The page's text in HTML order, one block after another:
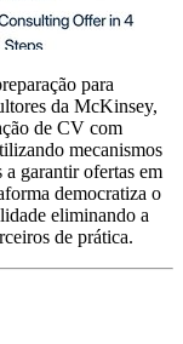
para
da McKinsey,
de CV com
mecanismos
a garantir ofertas em
democratiza o
eliminando a
de prática.